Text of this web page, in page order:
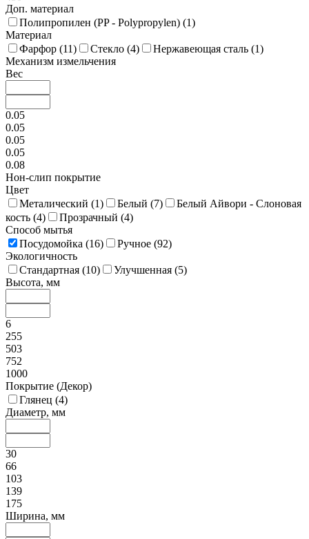
Доп. материал
Полипропилен (PP - Polypropylen) (1)
Материал
Фарфор (11) Стекло (4) Нержавеющая сталь (1)
Механизм измельчения
Вес
0.05
0.05
0.05
0.05
0.08
Нон-слип покрытие
Цвет
Металический (1) Белый (7)
Белый Айвори - Слоновая
кость (4) Прозрачный (4)
Способ мытья
Посудомойка (16) Ручное (92)
Экологичность
Стандартная (10) Улучшенная (5)
Высота, мм
6
255
503
752
1000
Покрытие (Декор)
Глянец (4)
Диаметр, мм
30
66
103
139
175
Ширина, мм